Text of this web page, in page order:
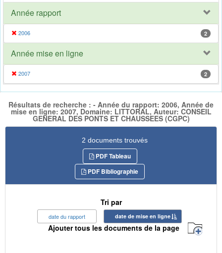
Année rapport
2006 2
Année mise en ligne
2007 2
Résultats de recherche : - Année du rapport: 2006, Année de
mise en ligne: 2007, Domaine: LITTORAL, Auteur: CONSEIL
GENERAL DES PONTS ET CHAUSSEES (CGPC)
2 documents trouvés
PDF Tableau
PDF Bibliographie
Tri par
date du rapport date de mise en ligne
Ajouter tous les documents de la page